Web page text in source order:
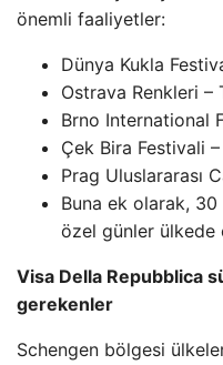
önemli faaliyetler:
Dünya Kukla
Ostrava Renkleri –
Brno International
Çek Bira Festivali –
Prag Uluslararası
Buna ek olarak, 30
özel günler ülkede
Visa Della Repubblica
gerekenler
Schengen bölgesi